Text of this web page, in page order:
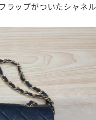
ラップがついたシャ